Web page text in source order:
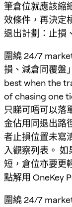
筆倉位就應該縮
效條件，再決定
退出計劃：止損
圍繞 24/7
損、減倉同覆盤
best when the
of chasing one
只睇可唔可以落
金佔用同退出路
者止損位置未寫
入觀察列表。
短，倉位亦要更
點解用 OneKey
圍繞 24/7